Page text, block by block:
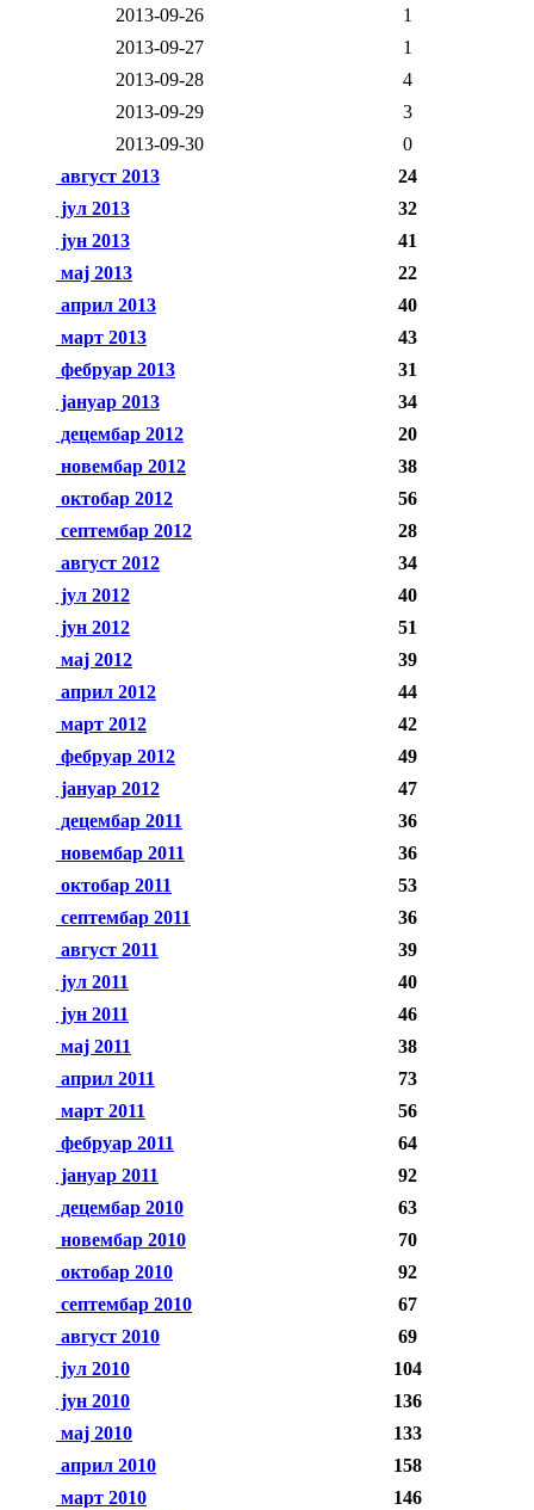
2013-09-26
1
2013-09-27
1
2013-09-28
4
2013-09-29
3
2013-09-30
0
август 2013
24
јул 2013
32
јун 2013
41
мај 2013
22
април 2013
40
март 2013
43
фебруар 2013
31
јануар 2013
34
децембар 2012
20
новембар 2012
38
октобар 2012
56
септембар 2012
28
август 2012
34
јул 2012
40
јун 2012
51
мај 2012
39
април 2012
44
март 2012
42
фебруар 2012
49
јануар 2012
47
децембар 2011
36
новембар 2011
36
октобар 2011
53
септембар 2011
36
август 2011
39
јул 2011
40
јун 2011
46
мај 2011
38
април 2011
73
март 2011
56
фебруар 2011
64
јануар 2011
92
децембар 2010
63
новембар 2010
70
октобар 2010
92
септембар 2010
67
август 2010
69
јул 2010
104
јун 2010
136
мај 2010
133
април 2010
158
март 2010
146